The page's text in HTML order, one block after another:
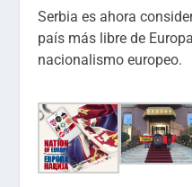
Serbia es ahora
país más libre de
nacionalismo europeo.